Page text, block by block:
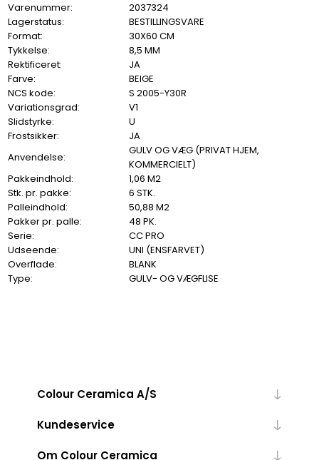
Varenummer:
2037324
Lagerstatus:
BESTILLINGSVARE
Format:
30X60 CM
Tykkelse:
8,5 MM
Rektificeret:
JA
Farve:
BEIGE
NCS kode:
S 2005-Y30R
Variationsgrad:
V1
Slidstyrke:
U
Frostsikker:
JA
Anvendelse:
GULV OG VÆG (PRIVAT HJEM,
KOMMERCIELT)
Pakkeindhold:
1,06 M2
Stk. pr. pakke:
6 STK.
Palleindhold:
50,88 M2
Pakker pr. palle:
48 PK.
Serie:
CC PRO
Udseende:
UNI (ENSFARVET)
Overflade:
BLANK
Type:
GULV- OG VÆGFLISE
Colour Ceramica A/S
Kundeservice
Om Colour Ceramica